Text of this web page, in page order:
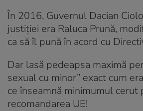
În 2016, Guvernul Dacian
justiției era Raluca Prună,
ca să îl pună în acord cu
Dar lasă pedeapsa maximă
sexual cu minor” exact cum
ce înseamnă minimumul cerut
recomandarea UE!